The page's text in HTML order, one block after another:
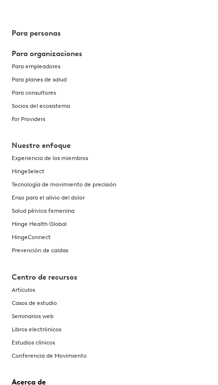
Para personas
Para organizaciones
Para empleadores
Para planes de salud
Para consultores
Socios del ecosistema
For Providers
Nuestro enfoque
Experiencia de los miembros
HingeSelect
Tecnología de movimiento de precisión
Enso para el alivio del dolor
Salud pélvica femenina
Hinge Health Global
HingeConnect
Prevención de caídas
Centro de recursos
Artículos
Casos de estudio
Seminarios web
Libros electrónicos
Estudios clínicos
Conferencia de Movimiento
Acerca de